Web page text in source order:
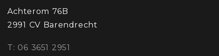
Achterom 76B
2991 CV Barendrecht
​T: 06 3651 2951